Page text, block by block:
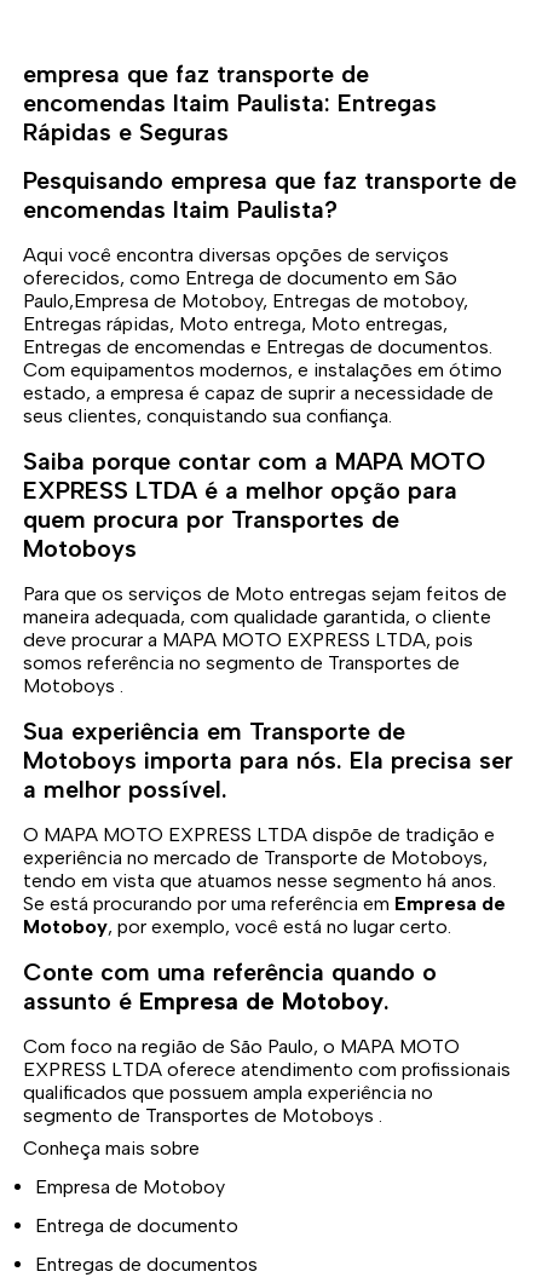
empresa que faz transporte de
encomendas Itaim Paulista: Entregas
Rápidas e Seguras
Pesquisando empresa que faz transporte de
encomendas Itaim Paulista?
Aqui você encontra diversas opções de serviços
oferecidos, como Entrega de documento em São
Paulo,Empresa de Motoboy, Entregas de motoboy,
Entregas rápidas, Moto entrega, Moto entregas,
Entregas de encomendas e Entregas de documentos.
Com equipamentos modernos, e instalações em ótimo
estado, a empresa é capaz de suprir a necessidade de
seus clientes, conquistando sua confiança.
Saiba porque contar com a MAPA MOTO
EXPRESS LTDA é a melhor opção para
quem procura por Transportes de
Motoboys
Para que os serviços de Moto entregas sejam feitos de
maneira adequada, com qualidade garantida, o cliente
deve procurar a MAPA MOTO EXPRESS LTDA, pois
somos referência no segmento de Transportes de
Motoboys .
Sua experiência em Transporte de
Motoboys importa para nós. Ela precisa ser
a melhor possível.
O MAPA MOTO EXPRESS LTDA dispõe de tradição e
experiência no mercado de Transporte de Motoboys,
tendo em vista que atuamos nesse segmento há anos.
Se está procurando por uma referência em Empresa de
Motoboy, por exemplo, você está no lugar certo.
Conte com uma referência quando o
assunto é Empresa de Motoboy.
Com foco na região de São Paulo, o MAPA MOTO
EXPRESS LTDA oferece atendimento com profissionais
qualificados que possuem ampla experiência no
segmento de Transportes de Motoboys .
Conheça mais sobre
Empresa de Motoboy
Entrega de documento
Entregas de documentos